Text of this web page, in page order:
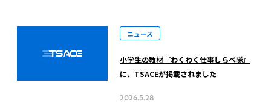
ニュース
小学生の教材『わくわく仕事しらべ隊』
に、TSACEが掲載されました
2026.5.28